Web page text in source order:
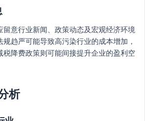
留意行业新闻、政策动态及宏观经济环境
趋严可能导致高污染行业的成本增加，
税降费政策则可能间接提升企业的盈利空
析